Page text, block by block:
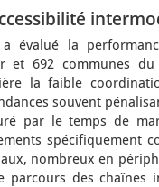
évalué la
et 692 communes du
la faible
souvent
par le temps de
spécifiquement
nombreux en
parcours des